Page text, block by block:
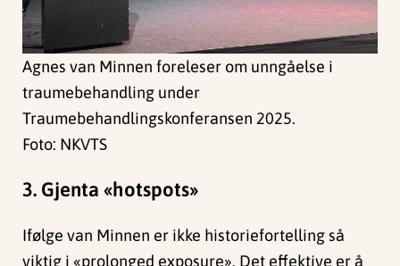
Agnes van Minnen foreleser om unngåelse i
traumebehandling under
Traumebehandlingskonferansen 2025.
Foto: NKVTS
3. Gjenta «hotspots»
Ifølge van Minnen er ikke historiefortelling så
viktig i «prolonged exposure». Det effektive er å